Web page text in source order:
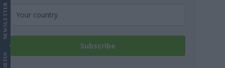
Subscribe
US
NEWS
LETTER